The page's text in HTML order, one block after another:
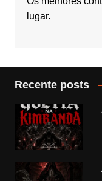
lugar.
Recente posts